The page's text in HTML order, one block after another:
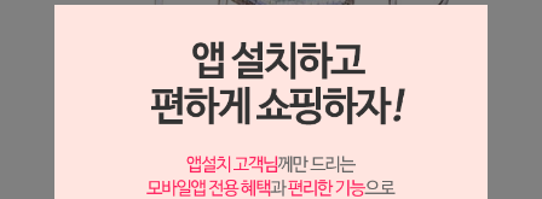
상세보기